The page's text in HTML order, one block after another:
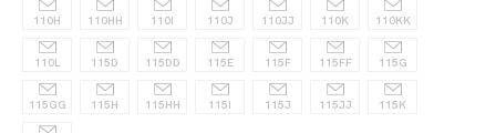
110H 110HH 110I 110J 110JJ 110K 110KK
110L 115D 115DD 115E 115F 115FF 115G
115GG 115H 115HH 115I 115J 115JJ 115K